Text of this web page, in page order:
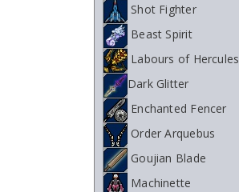
Shot Fighter
Beast Spirit
Labours of Hercules
Dark Glitter
Enchanted Fencer
Order Arquebus
Goujian Blade
Machinette